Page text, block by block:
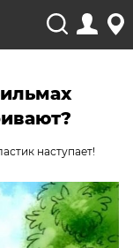
наступает!